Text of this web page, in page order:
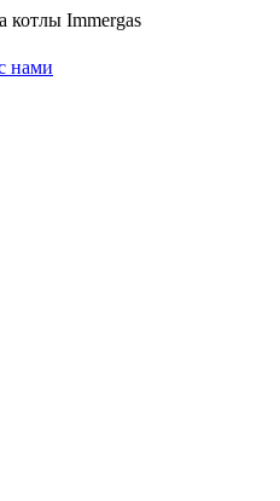
котлы Immergas
нами